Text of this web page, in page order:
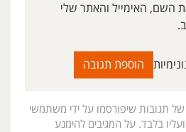
השם, האימייל והאתר שלי
תגובות שיפורסמו על ידי משתמשי
בלבד. על המגיבים להימנע